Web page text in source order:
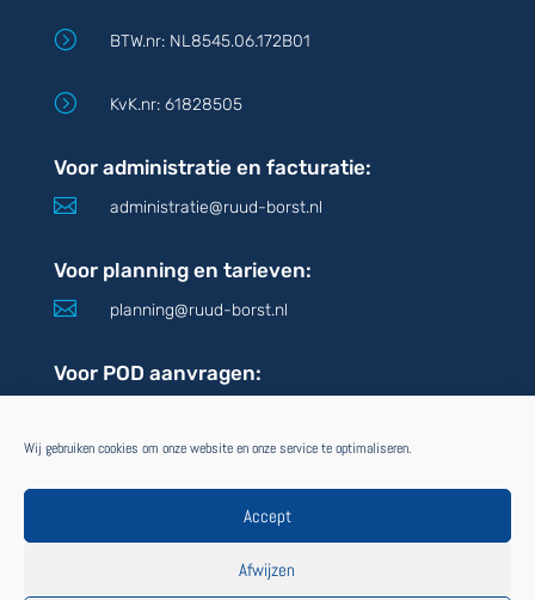
Wij gebruiken cookies om onze website en onze service te optimaliseren.
Accept
Afwijzen
= BTW.nr: NL8545.06.172B01
= KvK.nr: 61828505
Voor administratie en facturatie:
 administratie@ruud-borst.nl
Voor planning en tarieven:
 planning@ruud-borst.nl
Voor POD aanvragen: